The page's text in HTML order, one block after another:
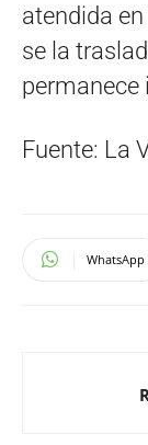
atendida
se la
permanece
Fuente: La
WhatsApp